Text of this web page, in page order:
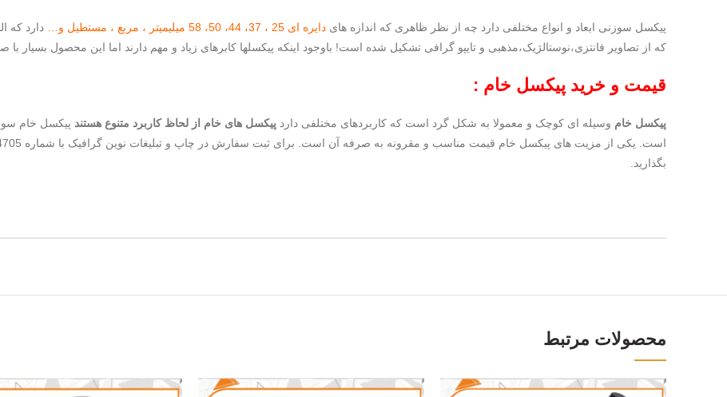
پیکسل سوزنی ابعاد و انواع مختلفی دارد چه از نظر ظاهری که اندازه های دایره ای 25 ، 37، 44، 50، 58 میلیمیتر ، مربع ، مستطیل و…
دارد که
که از تصاویر فانتزی،نوستالژیک،مذهبی و تایپو گرافی تشکیل شده است! باوجود اینکه پیکسلها کابرهای زیاد و مهم دارند اما این محصول بسیار
قیمت و خرید پیکسل خام :
پیکسل خام وسیله ای کوچک و معمولا به شکل گرد است که کاربردهای مختلفی دارد پیکسل های خام از لحاظ کاربرد متنوع هستند پیکسل خام
بگذارید.
محصولات مرتبط